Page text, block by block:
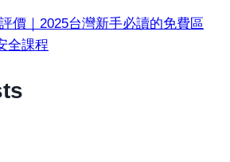
價｜2025台灣新手必讀的免費區
全課程